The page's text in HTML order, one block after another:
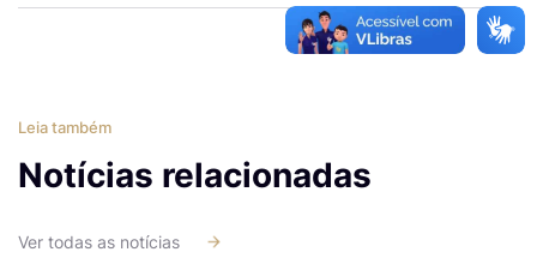
Leia também
Notícias relacionadas
Ver todas as notícias